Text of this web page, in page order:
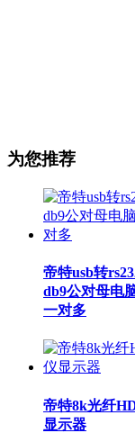
为您推荐
帝特usb转
db9公对母电
一对多
帝特8k光纤
显示器